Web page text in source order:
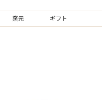
窯元 ギフト